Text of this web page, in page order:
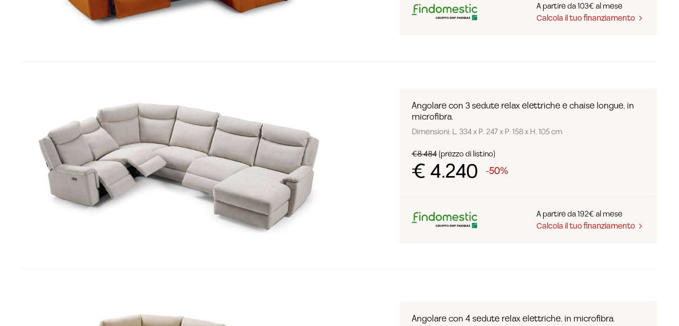
A partire da 103€ al mese
Calcola il tuo finanziamento
Angolare con 3 sedute relax elettriche e chaise longue, in
microfibra.
Dimensioni: L. 334 x P. 247 x P. 158 x H. 105 cm
€8.484(prezzo di listino)
€ 4.240 -50%
A partire da 192€ al mese
Calcola il tuo finanziamento
Angolare con 4 sedute relax elettriche, in microfibra.